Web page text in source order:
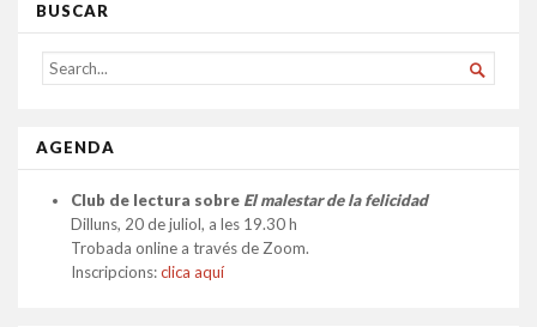
BUSCAR
SEARCH
FOR...

AGENDA
Club de lectura sobre El malestar de la felicidad
Dilluns, 20 de juliol, a les 19.30 h
Trobada online a través de Zoom.
Inscripcions:clica aquí